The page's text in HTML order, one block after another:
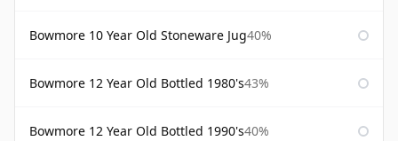
Bowmore 10 Year Old Stoneware Jug40%
Bowmore 12 Year Old Bottled 1980's43%
Bowmore 12 Year Old Bottled 1990's40%